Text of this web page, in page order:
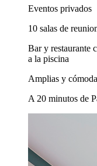
Eventos privados
10 salas de
Bar y restaurante
a la piscina
Amplias y
A 20 minutos de